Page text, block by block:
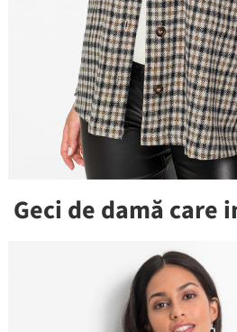
Geci de damă care